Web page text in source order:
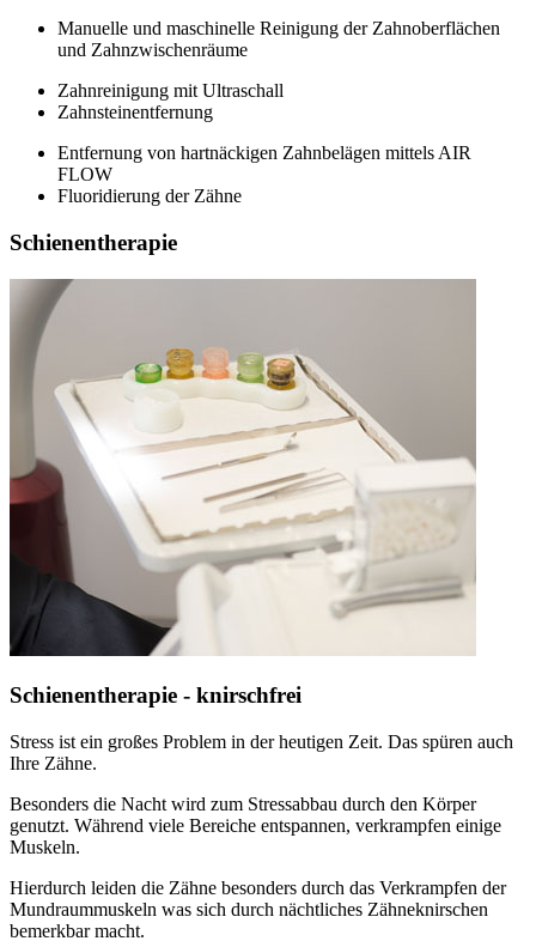
Manuelle und maschinelle Reinigung der Zahnoberflächen
und Zahnzwischenräume
Zahnreinigung mit Ultraschall
Zahnsteinentfernung
Entfernung von hartnäckigen Zahnbelägen mittels AIR
FLOW
Fluoridierung der Zähne
Schienentherapie
Schienentherapie - knirschfrei
Stress ist ein großes Problem in der heutigen Zeit. Das spüren auch
Ihre Zähne.
Besonders die Nacht wird zum Stressabbau durch den Körper
genutzt. Während viele Bereiche entspannen, verkrampfen einige
Muskeln.
Hierdurch leiden die Zähne besonders durch das Verkrampfen der
Mundraummuskeln was sich durch nächtliches Zähneknirschen
bemerkbar macht.